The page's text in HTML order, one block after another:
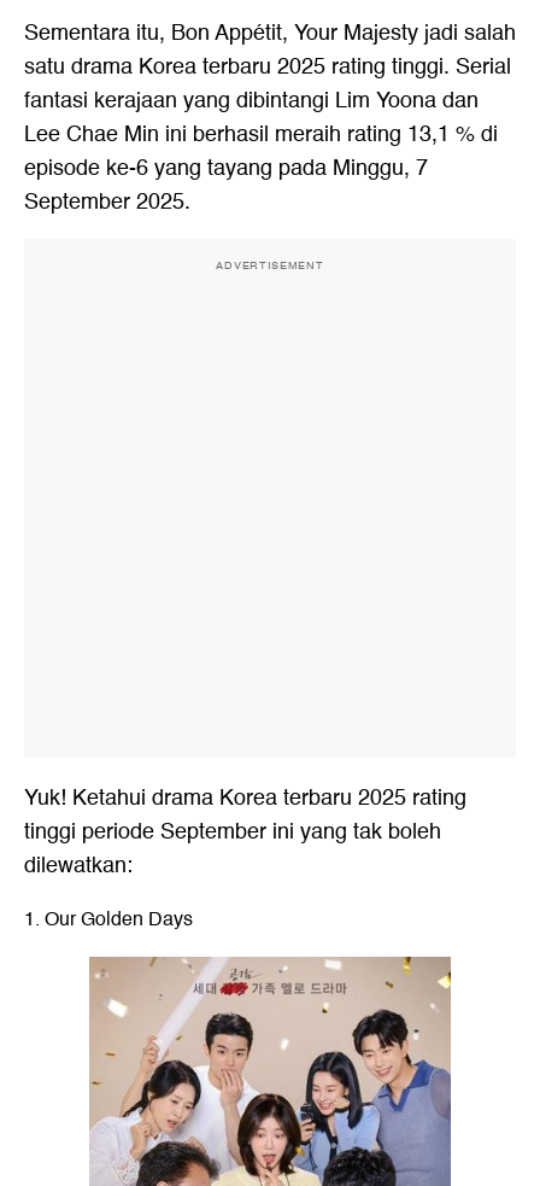
Sementara itu, Bon Appétit, Your Majesty jadi salah
satu drama Korea terbaru 2025 rating tinggi. Serial
fantasi kerajaan yang dibintangi Lim Yoona dan
Lee Chae Min ini berhasil meraih rating 13,1 % di
episode ke-6 yang tayang pada Minggu, 7
September 2025.
ADVERTISEMENT
Yuk! Ketahui drama Korea terbaru 2025 rating
tinggi periode September ini yang tak boleh
dilewatkan:
1. Our Golden Days